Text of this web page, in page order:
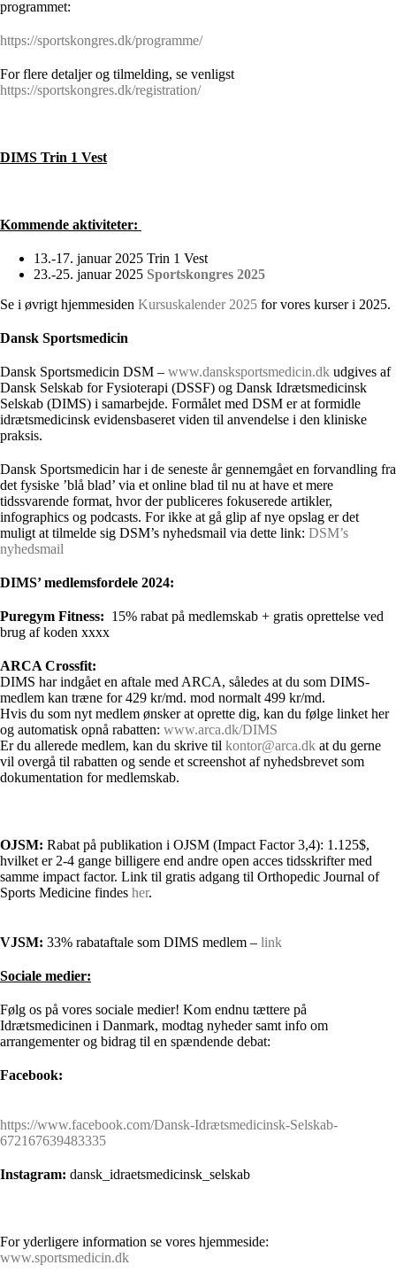
programmet:
https://sportskongres.dk/programme/
For flere detaljer og tilmelding, se venligst
https://sportskongres.dk/registration/
DIMS Trin 1 Vest
Kommende aktiviteter:
13.-17. januar 2025 Trin 1 Vest
23.-25. januar 2025 Sportskongres 2025
Se i øvrigt hjemmesiden Kursuskalender 2025 for vores kurser i 2025.
Dansk Sportsmedicin
Dansk Sportsmedicin DSM – www.dansksportsmedicin.dk udgives af
Dansk Selskab for Fysioterapi (DSSF) og Dansk Idrætsmedicinsk
Selskab (DIMS) i samarbejde. Formålet med DSM er at formidle
idrætsmedicinsk evidensbaseret viden til anvendelse i den kliniske
praksis.
Dansk Sportsmedicin har i de seneste år gennemgået en forvandling fra
det fysiske ’blå blad’ via et online blad til nu at have et mere
tidssvarende format, hvor der publiceres fokuserede artikler,
infographics og podcasts. For ikke at gå glip af nye opslag er det
muligt at tilmelde sig DSM’s nyhedsmail via dette link: DSM’s
nyhedsmail
DIMS’ medlemsfordele 2024:
Puregym Fitness: 15% rabat på medlemskab + gratis oprettelse ved
brug af koden xxxx
ARCA Crossfit:
DIMS har indgået en aftale med ARCA, således at du som DIMS-
medlem kan træne for 429 kr/md. mod normalt 499 kr/md.
Hvis du som nyt medlem ønsker at oprette dig, kan du følge linket her
og automatisk opnå rabatten: www.arca.dk/DIMS
Er du allerede medlem, kan du skrive til kontor@arca.dk at du gerne
vil overgå til rabatten og sende et screenshot af nyhedsbrevet som
dokumentation for medlemskab.
OJSM: Rabat på publikation i OJSM (Impact Factor 3,4): 1.125$,
hvilket er 2-4 gange billigere end andre open acces tidsskrifter med
samme impact factor. Link til gratis adgang til Orthopedic Journal of
Sports Medicine findes her.
VJSM: 33% rabataftale som DIMS medlem – link
Sociale medier:
Følg os på vores sociale medier! Kom endnu tættere på
Idrætsmedicinen i Danmark, modtag nyheder samt info om
arrangementer og bidrag til en spændende debat:
Facebook:
https://www.facebook.com/Dansk-Idrætsmedicinsk-Selskab-
672167639483335
Instagram: dansk_idraetsmedicinsk_selskab
For yderligere information se vores hjemmeside:
www.sportsmedicin.dk